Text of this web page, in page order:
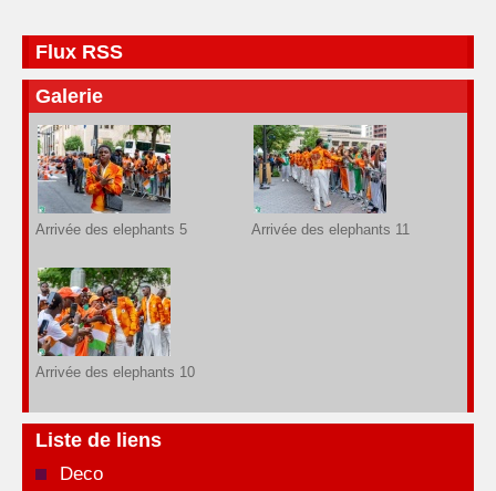
Flux RSS
Galerie
Arrivée des elephants 5 Arrivée des elephants 11
Arrivée des elephants 10
Liste de liens
Deco